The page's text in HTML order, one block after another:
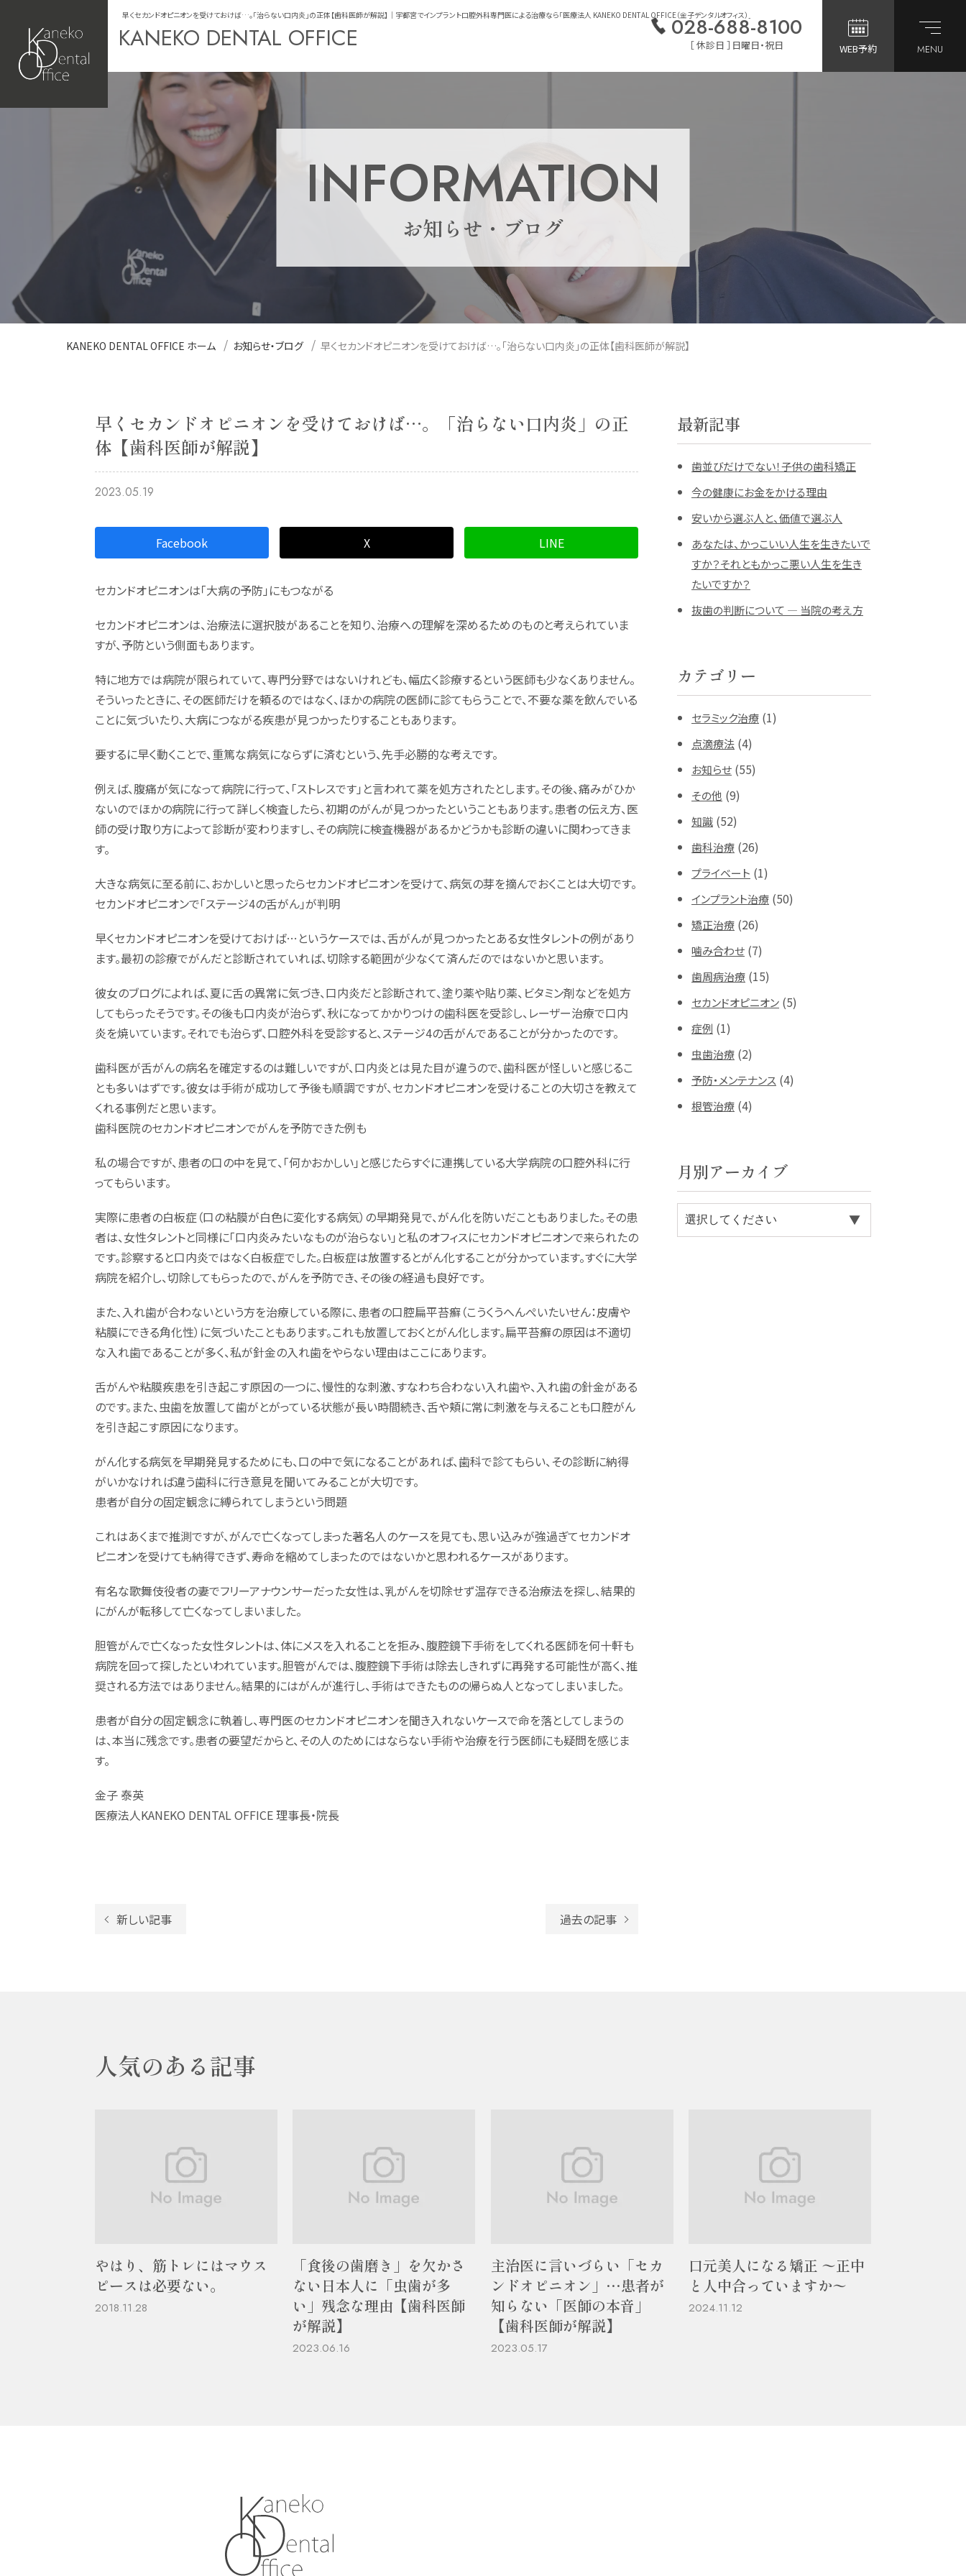
早くセカンドオピニオンを受けておけば…。「治らない口内炎」の正体【歯科医師が解説】｜宇都宮でインプラント口腔外科専門医による治療なら「医療法人 KANEKO DENTAL OFFICE（金子デンタルオフィス）」
KANEKO DENTAL OFFICE 028-688-8100
［ 休診日 ］日曜日・祝日 WEB予約 MENU
INFORMATION
お知らせ・ブログ
KANEKO DENTAL OFFICE ホーム お知らせ・ブログ 早くセカンドオピニオンを受けておけば…。「治らない口内炎」の正体【歯科医師が解説】
早くセカンドオピニオンを受けておけば…。「治らない口内炎」の正
体【歯科医師が解説】
2023.05.19
Facebook X LINE
セカンドオピニオンは「大病の予防」にもつながる
セカンドオピニオンは、治療法に選択肢があることを知り、治療への理解を深めるためのものと考えられていま
すが、予防という側面もあります。
特に地方では病院が限られていて、専門分野ではないけれども、幅広く診療するという医師も少なくありません。
そういったときに、その医師だけを頼るのではなく、ほかの病院の医師に診てもらうことで、不要な薬を飲んでいる
ことに気づいたり、大病につながる疾患が見つかったりすることもあります。
要するに早く動くことで、重篤な病気にならずに済むという、先手必勝的な考えです。
例えば、腹痛が気になって病院に行って、「ストレスです」と言われて薬を処方されたとします。その後、痛みがひか
ないのでほかの病院に行って詳しく検査したら、初期のがんが見つかったということもあります。患者の伝え方、医
師の受け取り方によって診断が変わりますし、その病院に検査機器があるかどうかも診断の違いに関わってきま
す。
大きな病気に至る前に、おかしいと思ったらセカンドオピニオンを受けて、病気の芽を摘んでおくことは大切です。
セカンドオピニオンで「ステージ4の舌がん」が判明
早くセカンドオピニオンを受けておけば…というケースでは、舌がんが見つかったとある女性タレントの例があり
ます。最初の診療でがんだと診断されていれば、切除する範囲が少なくて済んだのではないかと思います。
彼女のブログによれば、夏に舌の異常に気づき、口内炎だと診断されて、塗り薬や貼り薬、ビタミン剤などを処方
してもらったそうです。その後も口内炎が治らず、秋になってかかりつけの歯科医を受診し、レーザー治療で口内
炎を焼いています。それでも治らず、口腔外科を受診すると、ステージ4の舌がんであることが分かったのです。
歯科医が舌がんの病名を確定するのは難しいですが、口内炎とは見た目が違うので、歯科医が怪しいと感じるこ
とも多いはずです。彼女は手術が成功して予後も順調ですが、セカンドオピニオンを受けることの大切さを教えて
くれる事例だと思います。
歯科医院のセカンドオピニオンでがんを予防できた例も
私の場合ですが、患者の口の中を見て、「何かおかしい」と感じたらすぐに連携している大学病院の口腔外科に行
ってもらいます。
実際に患者の白板症（口の粘膜が白色に変化する病気）の早期発見で、がん化を防いだこともありました。その患
者は、女性タレントと同様に「口内炎みたいなものが治らない」と私のオフィスにセカンドオピニオンで来られたの
です。診察すると口内炎ではなく白板症でした。白板症は放置するとがん化することが分かっています。すぐに大学
病院を紹介し、切除してもらったので、がんを予防でき、その後の経過も良好です。
また、入れ歯が合わないという方を治療している際に、患者の口腔扁平苔癬（こうくうへんぺいたいせん：皮膚や
粘膜にできる角化性）に気づいたこともあります。これも放置しておくとがん化します。扁平苔癬の原因は不適切
な入れ歯であることが多く、私が針金の入れ歯をやらない理由はここにあります。
舌がんや粘膜疾患を引き起こす原因の一つに、慢性的な刺激、すなわち合わない入れ歯や、入れ歯の針金がある
のです。また、虫歯を放置して歯がとがっている状態が長い時間続き、舌や頬に常に刺激を与えることも口腔がん
を引き起こす原因になります。
がん化する病気を早期発見するためにも、口の中で気になることがあれば、歯科で診てもらい、その診断に納得
がいかなければ違う歯科に行き意見を聞いてみることが大切です。
患者が自分の固定観念に縛られてしまうという問題
これはあくまで推測ですが、がんで亡くなってしまった著名人のケースを見ても、思い込みが強過ぎてセカンドオ
ピニオンを受けても納得できず、寿命を縮めてしまったのではないかと思われるケースがあります。
有名な歌舞伎役者の妻でフリーアナウンサーだった女性は、乳がんを切除せず温存できる治療法を探し、結果的
にがんが転移して亡くなってしまいました。
胆管がんで亡くなった女性タレントは、体にメスを入れることを拒み、腹腔鏡下手術をしてくれる医師を何十軒も
病院を回って探したといわれています。胆管がんでは、腹腔鏡下手術は除去しきれずに再発する可能性が高く、推
奨される方法ではありません。結果的にはがんが進行し、手術はできたものの帰らぬ人となってしまいました。
患者が自分の固定観念に執着し、専門医のセカンドオピニオンを聞き入れないケースで命を落としてしまうの
は、本当に残念です。患者の要望だからと、その人のためにはならない手術や治療を行う医師にも疑問を感じま
す。
金子 泰英
医療法人KANEKO DENTAL OFFICE 理事長・院長
新しい記事 過去の記事
最新記事
歯並びだけでない！子供の歯科矯正
今の健康にお金をかける理由
安いから選ぶ人と、価値で選ぶ人
あなたは、かっこいい人生を生きたいで
すか？それともかっこ悪い人生を生き
たいですか？
抜歯の判断について ― 当院の考え方
カテゴリー
セラミック治療 (1)
点滴療法 (4)
お知らせ (55)
その他 (9)
知識 (52)
歯科治療 (26)
プライベート (1)
インプラント治療 (50)
矯正治療 (26)
噛み合わせ (7)
歯周病治療 (15)
セカンドオピニオン (5)
症例 (1)
虫歯治療 (2)
予防・メンテナンス (4)
根管治療 (4)
月別アーカイブ
人気のある記事
やはり、筋トレにはマウス
ピースは必要ない。
2018.11.28
「食後の歯磨き」を欠かさ
ない日本人に「虫歯が多
い」残念な理由【歯科医師
が解説】
2023.06.16
主治医に言いづらい「セカ
ンドオピニオン」…患者が
知らない「医師の本音」
【歯科医師が解説】
2023.05.17
口元美人になる矯正 〜正中
と人中合っていますか〜
2024.11.12